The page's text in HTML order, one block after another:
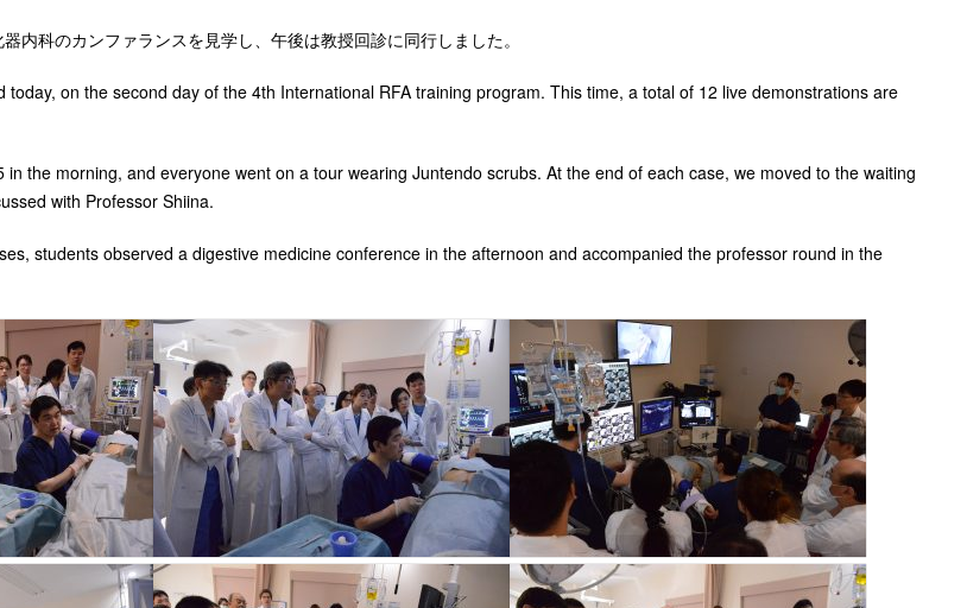
内科のカンファランスを見学し、午後は教授回診に同行しました。
today, on the second day of the 4th International RFA training program. This time, a total of 12 live demonstrations are
the morning, and everyone went on a tour wearing Juntendo scrubs. At the end of each case, we moved to the waiting
with Professor Shiina.
students observed a digestive medicine conference in the afternoon and accompanied the professor round in the